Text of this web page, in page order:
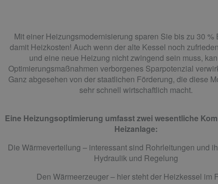
Mit einer Heizungsmodernisierung sparen Sie bis zu 30 %
damit Heizkosten! Auch wenn der alte Kessel noch
und eine neue Heizung nicht zwingend sein muss,
Optimierungsmaßnahmen verborgenes Sparpotenzial
Ganz abgesehen von der staatlichen Förderung, die diese
sehr schnell wirtschaftlich macht.
Eine Heizungsoptimierung umfasst zwei wesentliche
Heizanlage:
Die Wärmeverteilung – interessant sind Rohrleitungen und
Hydraulik und Regelung
Den Wärmeerzeuger – hier steht der Heizkessel im